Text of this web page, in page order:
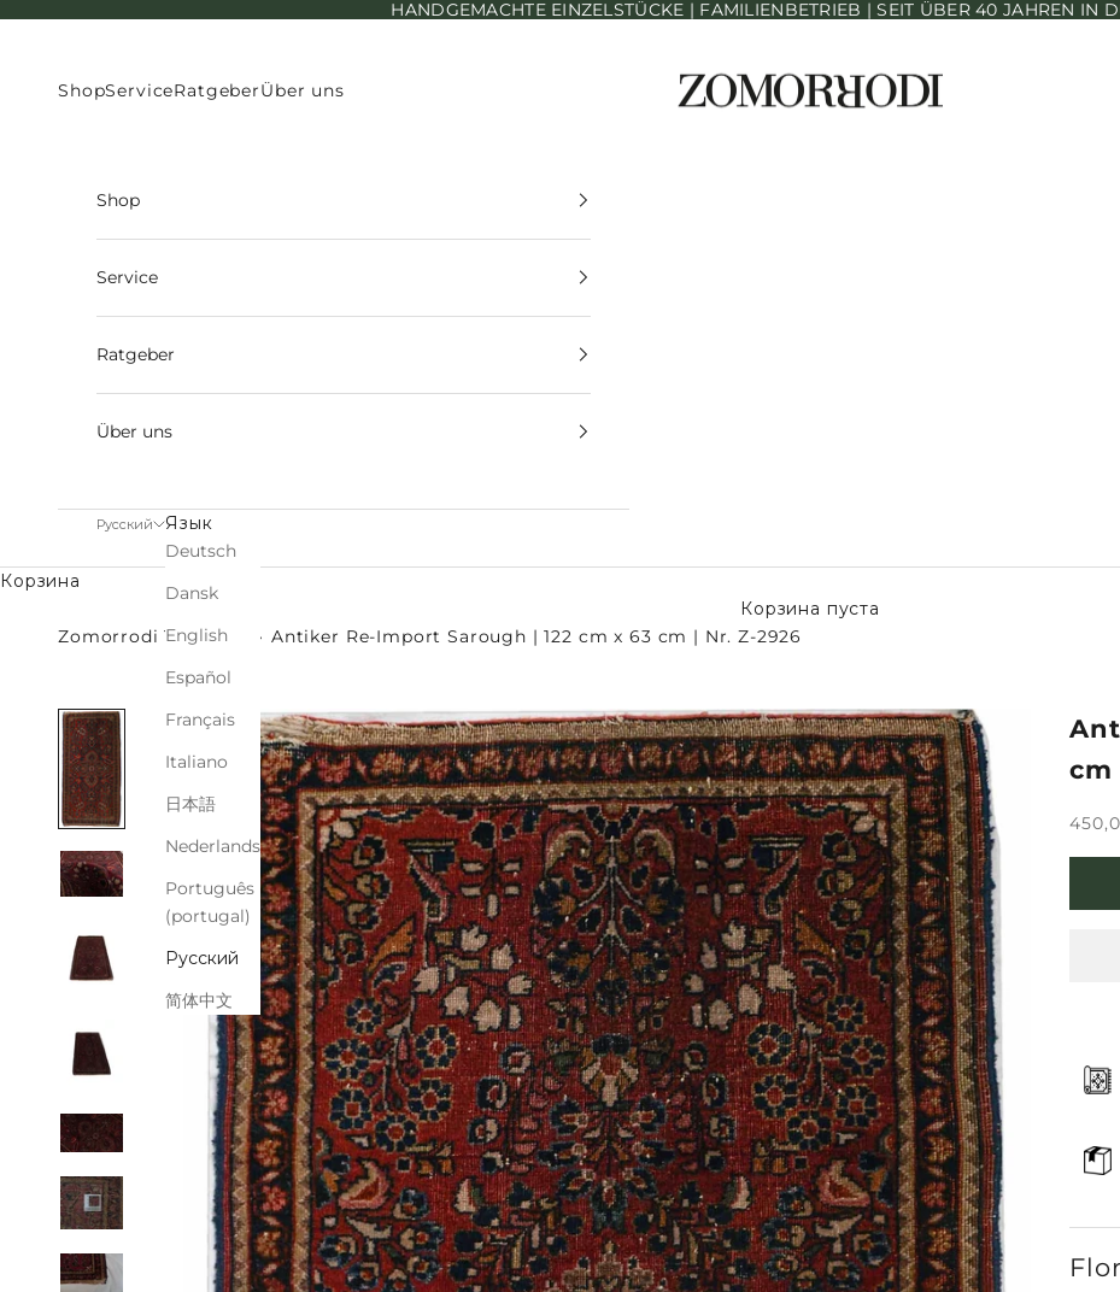
HANDGEMACHTE EINZELSTÜCKE | FAMILIENBETRIEB | SEIT ÜBER 40 JAHREN IN
ShopServiceRatgeberÜber uns
Shop
Service
Ratgeber
Über uns
Русский
Язык
Deutsch
Dansk
English
Español
Français
Italiano
日本語
Nederlands
Português
(portugal)
Русский
简体中文
Корзина
Корзина пуста
Zomorrodi Teppiche
Antiker Re-Import Sarough | 122 cm x 63 cm | Nr. Z-2926
cm
Цена